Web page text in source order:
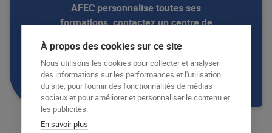
AFEC personnalise toutes ses
formations, contactez un centre de
CONTACTER UN CENTRE DE FORMATION
À propos des cookies sur ce site
Nous utilisons les cookies pour collecter et analyser
des informations sur les performances et l'utilisation
du site, pour fournir des fonctionnalités de médias
sociaux et pour améliorer et personnaliser le contenu et
les publicités.
En savoir plus